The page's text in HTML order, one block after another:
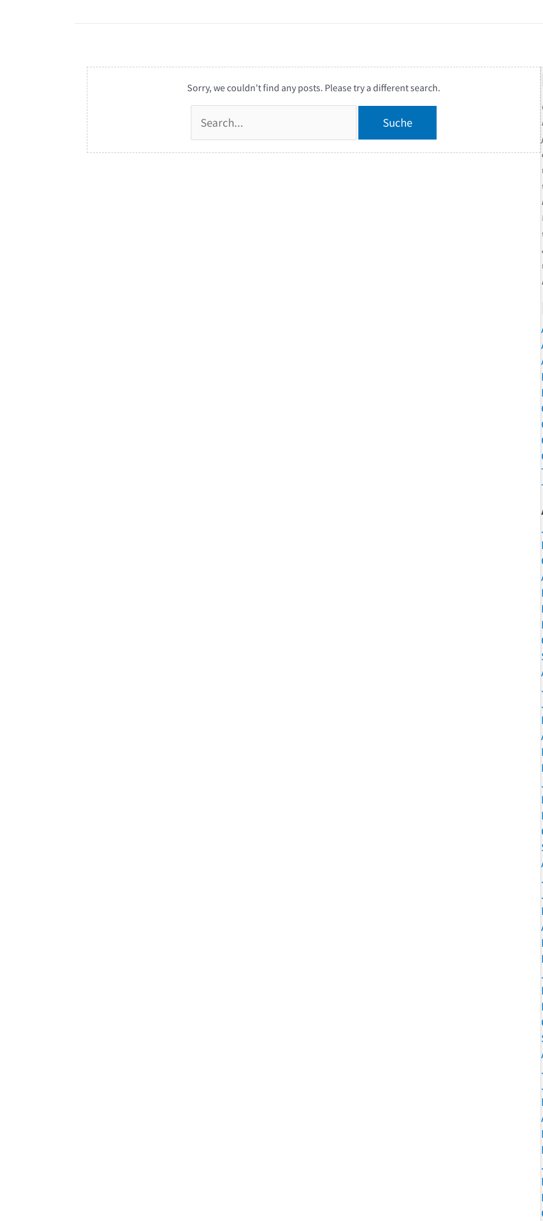
Sorry, we couldn't find any posts. Please try a different search.
nach: